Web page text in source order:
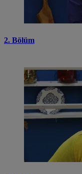
2. Bölüm